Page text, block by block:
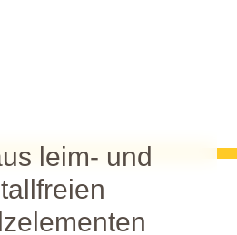
leim- und